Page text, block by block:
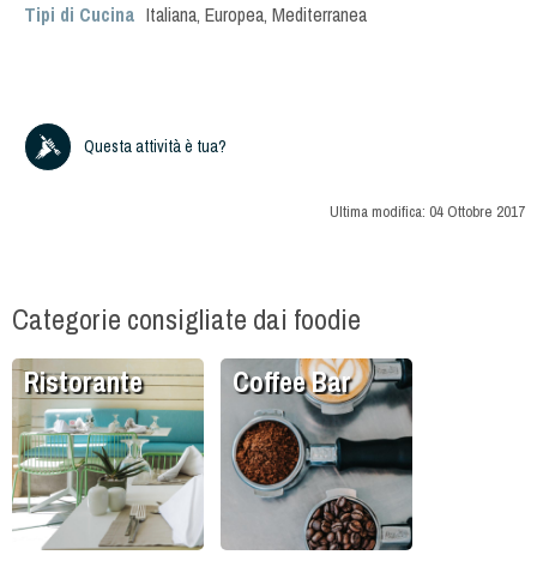
Tipi di Cucina Italiana, Europea, Mediterranea
Questa attività è tua?
Ultima modifica: 04 Ottobre 2017
Categorie consigliate dai foodie
Ristorante Coffee Bar